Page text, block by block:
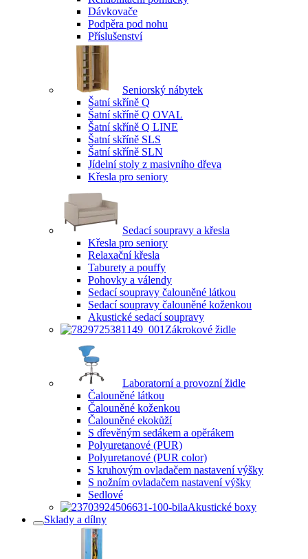
Dávkovače
Podpěra pod nohu
Příslušenství
Seniorský nábytek
Šatní skříně Q
Šatní skříně Q OVAL
Šatní skříně Q LINE
Šatní skříně SLS
Šatní skříně SLN
Jídelní stoly z masivního dřeva
Křesla pro seniory
Sedací soupravy a křesla
Křesla pro seniory
Relaxační křesla
Taburety a pouffy
Pohovky a válendy
Sedací soupravy čalouněné látkou
Sedací soupravy čalouněné koženkou
Akustické sedací soupravy
Zákrokové židle
Laboratorní a provozní židle
Čalouněné látkou
Čalouněné koženkou
Čalouněné ekokůží
S dřevěným sedákem a opěrákem
Polyuretanové (PUR)
Polyuretanové (PUR color)
S kruhovým ovladačem nastavení výšky
S nožním ovladačem nastavení výšky
Sedlové
Akustické boxy
Sklady a dílny